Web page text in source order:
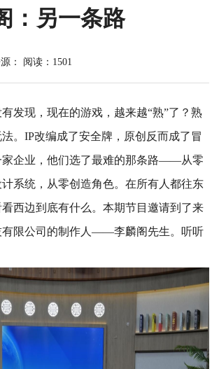
：另一条路
： 阅读：1501
发现，现在的游戏，越来越“熟”了？熟
。IP改编成了安全牌，原创反而成了冒
家企业，他们选了最难的那条路——从零
系统，从零创造角色。在所有人都往东
西边到底有什么。本期节目邀请到了来
有限公司的制作人——李麟阁先生。听听